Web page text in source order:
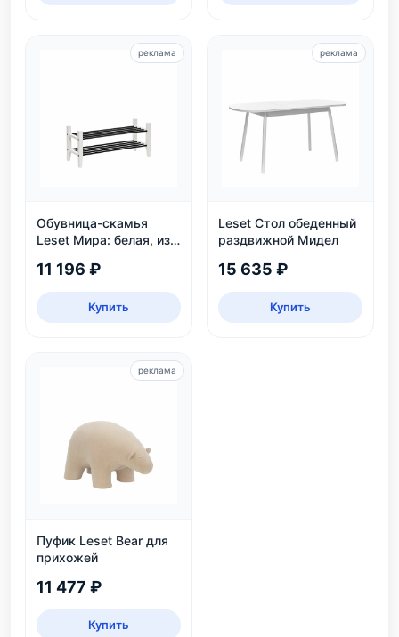
Обувница-скамья
Leset Мира: белая, из
яруса, до 6 пар
11 196 ₽
Купить
реклама
Leset Стол обеденный
раздвижной Мидел
15 635 ₽
Купить
реклама
Пуфик Leset Bear для
прихожей
11 477 ₽
Купить
реклама